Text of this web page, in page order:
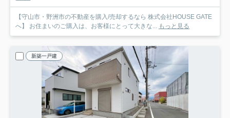
【守山市・野洲市の不動産を購入/売却するなら 株式会社HOUSE GATE
へ】 お住まいのご購入は、お客様にとって大きな... もっと見る
新築一戸建